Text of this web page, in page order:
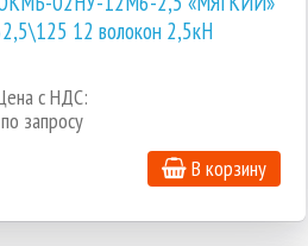
12 волокон 2,5кН
с НДС:
по запросу
В корзину